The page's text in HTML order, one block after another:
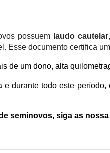
possuem laudo cautelar
Esse documento certifica
de um dono, alta
durante todo este
seminovos, siga as